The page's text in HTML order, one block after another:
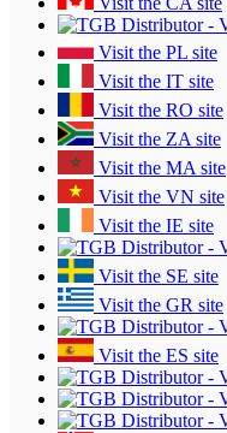
Visit the PL site
Visit the IT site
Visit the RO site
Visit the ZA site
Visit the MA site
Visit the VN site
Visit the IE site
Visit the SE site
Visit the GR site
Visit the ES site